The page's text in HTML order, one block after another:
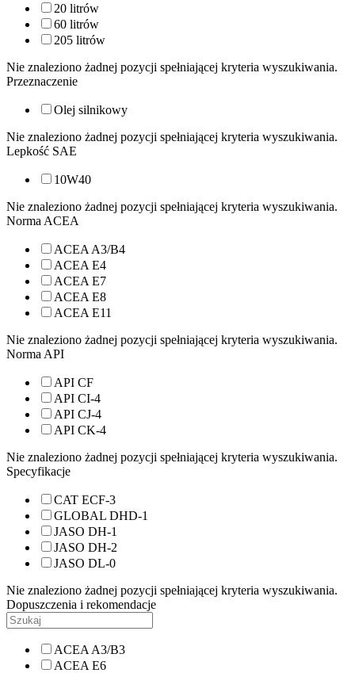
20 litrów
60 litrów
205 litrów
Nie znaleziono żadnej pozycji spełniającej kryteria wyszukiwania.
Przeznaczenie
Olej silnikowy
Nie znaleziono żadnej pozycji spełniającej kryteria wyszukiwania.
Lepkość SAE
10W40
Nie znaleziono żadnej pozycji spełniającej kryteria wyszukiwania.
Norma ACEA
ACEA A3/B4
ACEA E4
ACEA E7
ACEA E8
ACEA E11
Nie znaleziono żadnej pozycji spełniającej kryteria wyszukiwania.
Norma API
API CF
API CI-4
API CJ-4
API CK-4
Nie znaleziono żadnej pozycji spełniającej kryteria wyszukiwania.
Specyfikacje
CAT ECF-3
GLOBAL DHD-1
JASO DH-1
JASO DH-2
JASO DL-0
Nie znaleziono żadnej pozycji spełniającej kryteria wyszukiwania.
Dopuszczenia i rekomendacje
ACEA A3/B3
ACEA E6